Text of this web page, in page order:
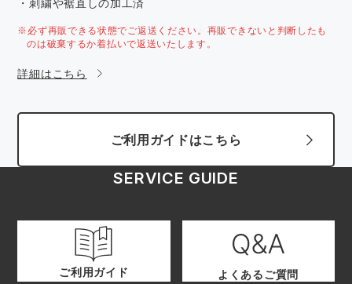
・刺繍や裾直しの加工済
※必ず再販できる状態でご返送ください。再販できないと判断したも
のは破棄するか着払いで返送いたします。
詳細はこちら
ご利用ガイドはこちら
SERVICE GUIDE
ご利用ガイド よくあるご質問